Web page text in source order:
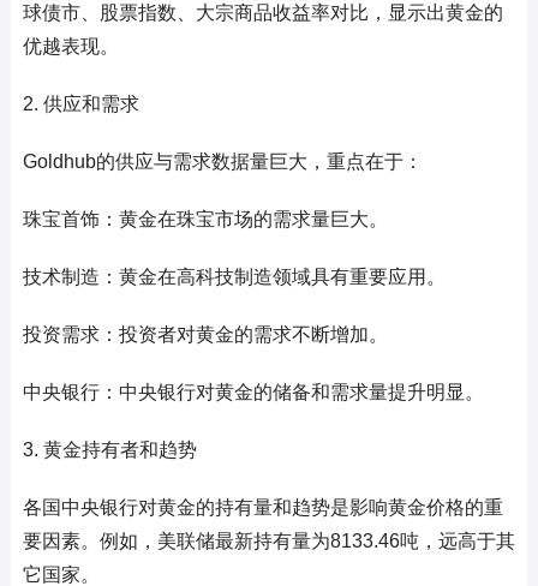
球债市、股票指数、大宗商品收益率对比，显示出黄金的
优越表现。
2. 供应和需求
Goldhub的供应与需求数据量巨大，重点在于：
珠宝首饰：黄金在珠宝市场的需求量巨大。
技术制造：黄金在高科技制造领域具有重要应用。
投资需求：投资者对黄金的需求不断增加。
中央银行：中央银行对黄金的储备和需求量提升明显。
3. 黄金持有者和趋势
各国中央银行对黄金的持有量和趋势是影响黄金价格的重
要因素。例如，美联储最新持有量为8133.46吨，远高于其
它国家。